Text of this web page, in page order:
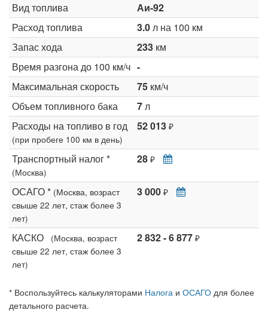
Вид топлива
Аи-92
Расход топлива
3.0л на 100 км
Запас хода
233 км
Время разгона до 100 км/ч -
Максимальная скорость
75 км/ч
Объем топливного бака
7л
Расходы на топливо в год
(при пробеге 100 км в день)
52 013 ₽
Транспортный налог *
(Москва)
28 ₽
ОСАГО * (Москва, возраст
свыше 22 лет, стаж более 3
лет)
3 000 ₽
КАСКО
(Москва, возраст
свыше 22 лет, стаж более 3
лет)
2 832 - 6 877 ₽
* Воспользуйтесь калькуляторами Налога и ОСАГО для более
детального расчета.